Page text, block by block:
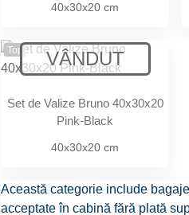
40x30x20 cm
Top
Set de Valize Bruno 40x30x20
Pink-Black
40x30x20 cm
Această categorie include
acceptate în cabină fără plată